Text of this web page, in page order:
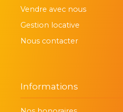
Vendre avec nous
Gestion locative
Nous contacter
Informations